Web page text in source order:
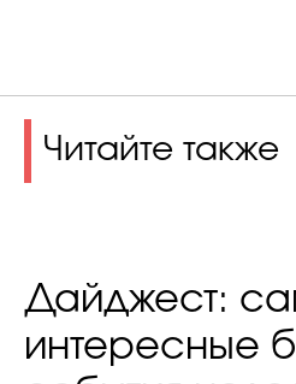
Читайте также
Дайджест:
интересные